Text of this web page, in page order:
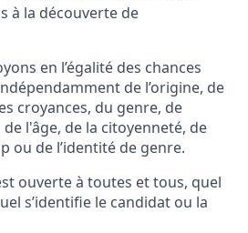
à la découverte de
en l’égalité des chances
de l’origine, de
croyances, du genre, de
l'âge, de la citoyenneté, de
ou de l’identité de genre.
ouverte à toutes et tous, quel
s’identifie le candidat ou la